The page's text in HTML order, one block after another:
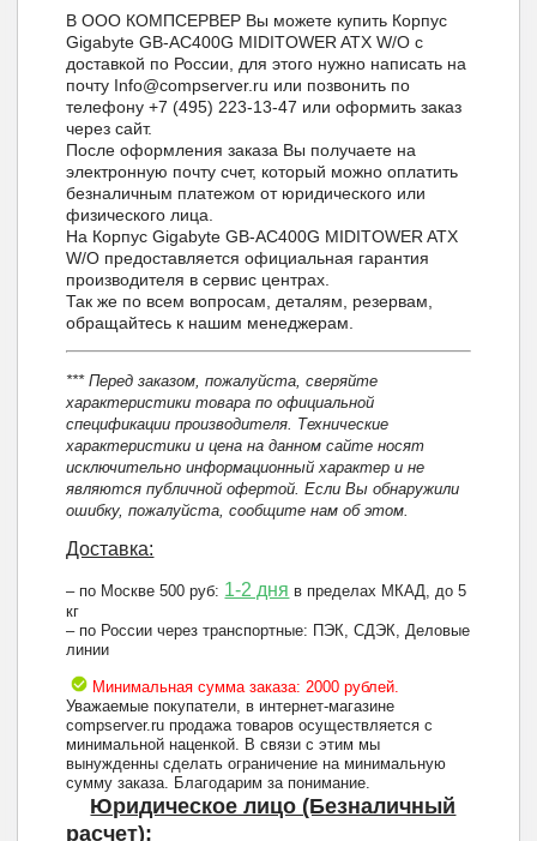
В ООО КОМПСЕРВЕР Вы можете купить Корпус
Gigabyte GB-AC400G MIDITOWER ATX W/O с
доставкой по России, для этого нужно написать на
почту Info@compserver.ru или позвонить по
телефону +7 (495) 223-13-47 или оформить заказ
через сайт.
После оформления заказа Вы получаете на
электронную почту счет, который можно оплатить
безналичным платежом от юридического или
физического лица.
На Корпус Gigabyte GB-AC400G MIDITOWER ATX
W/O предоставляется официальная гарантия
производителя в сервис центрах.
Так же по всем вопросам, деталям, резервам,
обращайтесь к нашим менеджерам.
*** Перед заказом, пожалуйста, сверяйте
характеристики товара по официальной
спецификации производителя. Технические
характеристики и цена на данном сайте носят
исключительно информационный характер и не
являются публичной офертой. Если Вы обнаружили
ошибку, пожалуйста, сообщите нам об этом.
Доставка:
– по Москве 500 руб: 1-2 дня в пределах МКАД, до 5
кг
– по России через транспортные: ПЭК, СДЭК, Деловые
линии
Минимальная сумма заказа: 2000 рублей.
Уважаемые покупатели, в интернет-магазине
compserver.ru продажа товаров осуществляется с
минимальной наценкой. В связи с этим мы
вынужденны сделать ограничение на минимальную
сумму заказа. Благодарим за понимание.
Юридическое лицо (Безналичный
расчет):